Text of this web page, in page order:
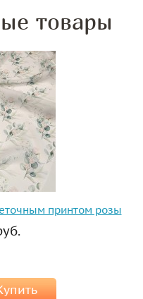
товары
принтом розы